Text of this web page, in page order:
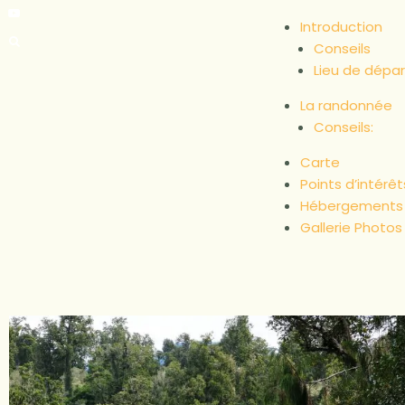
Introduction
Conseils
Lieu de
La randonnée
Conseils:
Carte
Points
Hébergements
Gallerie Photos